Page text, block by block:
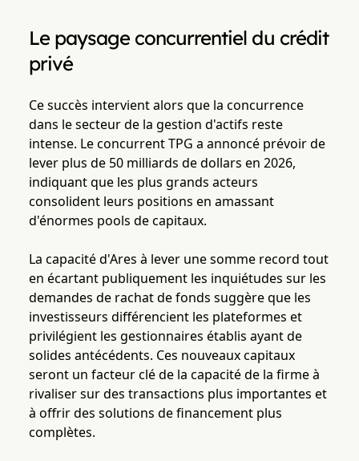
Le paysage concurrentiel du crédit
privé
Ce succès intervient alors que la concurrence
dans le secteur de la gestion d'actifs reste
intense. Le concurrent TPG a annoncé prévoir de
lever plus de 50 milliards de dollars en 2026,
indiquant que les plus grands acteurs
consolident leurs positions en amassant
d'énormes pools de capitaux.
La capacité d'Ares à lever une somme record tout
en écartant publiquement les inquiétudes sur les
demandes de rachat de fonds suggère que les
investisseurs différencient les plateformes et
privilégient les gestionnaires établis ayant de
solides antécédents. Ces nouveaux capitaux
seront un facteur clé de la capacité de la firme à
rivaliser sur des transactions plus importantes et
à offrir des solutions de financement plus
complètes.